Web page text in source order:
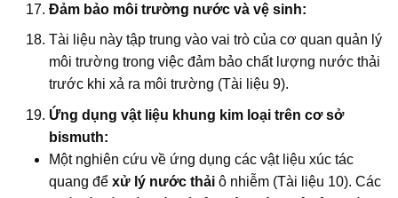
Đảm bảo môi trường nước và vệ sinh:
Tài liệu này tập trung vào vai trò của cơ quan quản lý
môi trường trong việc đảm bảo chất lượng nước thải
trước khi xả ra môi trường (Tài liệu 9).
Ứng dụng vật liệu khung kim loại trên cơ sở
bismuth:
Một nghiên cứu về ứng dụng các vật liệu xúc tác
quang để xử lý nước thải ô nhiễm (Tài liệu 10). Các